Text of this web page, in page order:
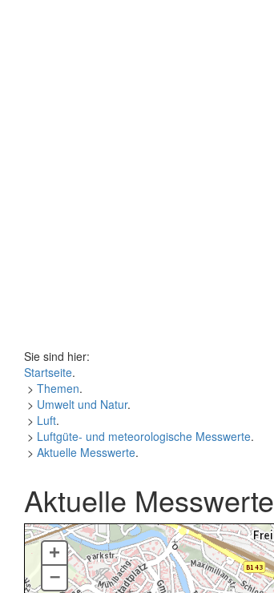
Sie sind hier:
Startseite.
> Themen.
> Umwelt und Natur.
> Luft.
> Luftgüte- und meteorologische Messwerte.
> Aktuelle Messwerte.
Aktuelle Messwerte
+
–